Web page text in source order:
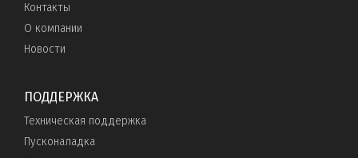
Контакты
О компании
Новости
ПОДДЕРЖКА
Техническая поддержка
Пусконаладка